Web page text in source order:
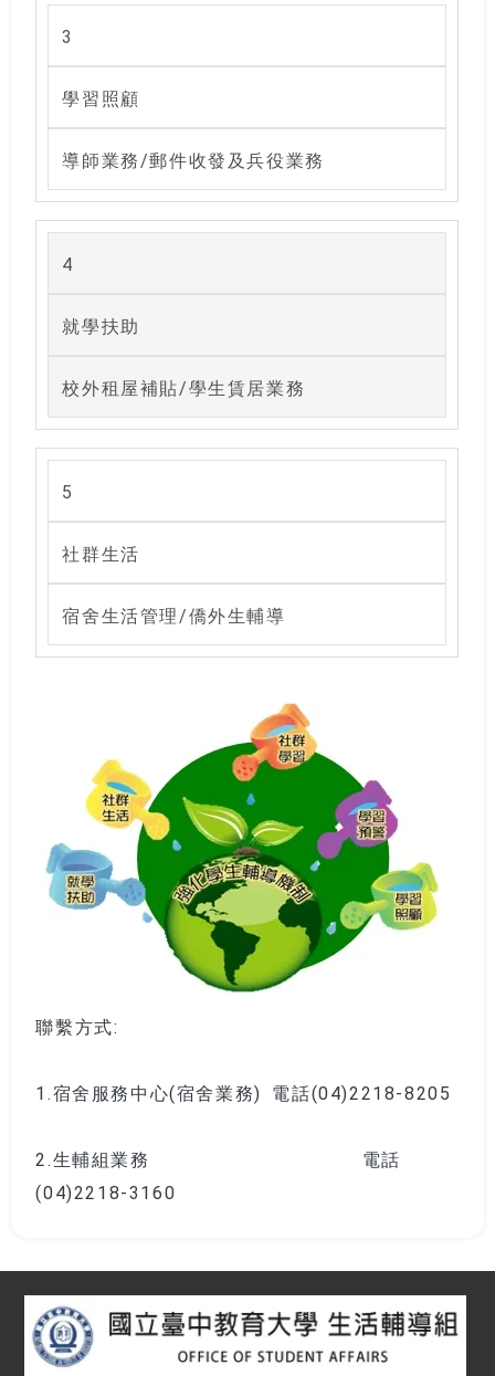
3
學習照顧
導師業務/郵件收發及兵役業務
4
就學扶助
校外租屋補貼/學生賃居業務
5
社群生活
宿舍生活管理/僑外生輔導
聯繫方式:
1.宿舍服務中心(宿舍業務) 電話(04)2218-8205
2.生輔組業務 電話
(04)2218-3160